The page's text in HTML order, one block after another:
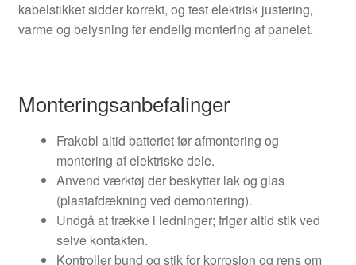
kabelstikket sidder korrekt, og test elektrisk justering,
varme og belysning før endelig montering af panelet.
Monteringsanbefalinger
Frakobl altid batteriet før afmontering og
montering af elektriske dele.
Anvend værktøj der beskytter lak og glas
(plastafdækning ved demontering).
Undgå at trække i ledninger; frigør altid stik ved
selve kontakten.
Kontroller bund og stik for korrosion og rens om